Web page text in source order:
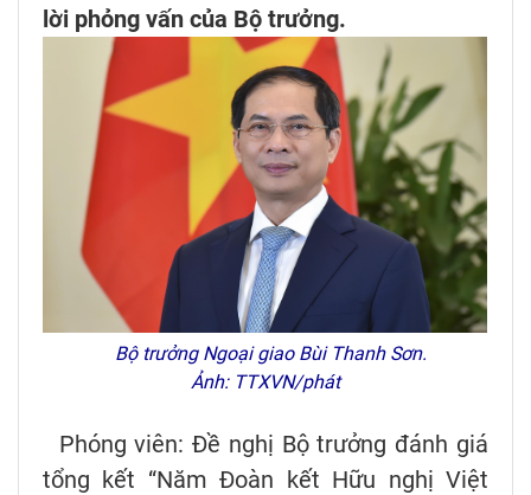
lời phỏng vấn của Bộ trưởng.
Bộ trưởng Ngoại giao Bùi Thanh Sơn.
Ảnh: TTXVN/phát
Phóng viên: Đề nghị Bộ trưởng đánh giá
tổng kết “Năm Đoàn kết Hữu nghị Việt